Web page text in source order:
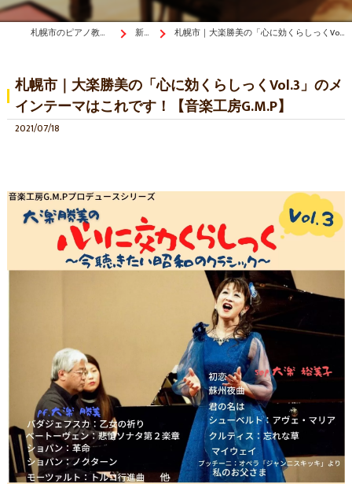
札幌市のピアノ教室は音楽工房G.M.P the 大楽 新着情報 札幌市｜大楽勝美の「心に効くらしっくVol.3」のメインテーマはこれです！【音楽工房G.M.P】
札幌市｜大楽勝美の「心に効くらしっくVol.3」のメ
インテーマはこれです！【音楽工房G.M.P】
2021/07/18